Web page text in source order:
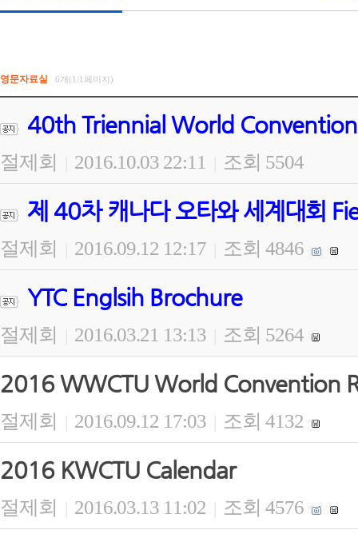
영문자료실 6개(1/1페이지)
40th Triennial World Convention
절제회 2016.10.03 22:11 조회 5504
제 40차 캐나다 오타와 세계대회
절제회 2016.09.12 12:17 조회 4846
YTC Englsih Brochure
절제회 2016.03.21 13:13 조회 5264
2016 WWCTU World Convention
절제회 | 2016.09.12 17:03 | 조회 4132
2016 KWCTU Calendar
절제회 | 2016.03.13 11:02 | 조회 4576